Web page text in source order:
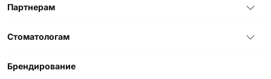
Партнерам
Стоматологам
Брендирование